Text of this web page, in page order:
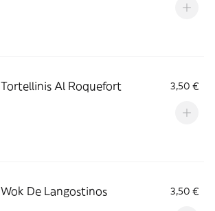
Tortellinis Al Roquefort 3,50 €
Wok De Langostinos 3,50 €